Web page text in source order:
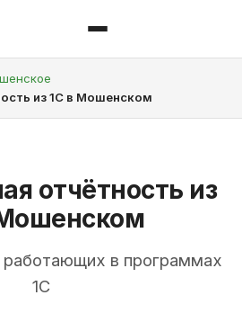
из 1С в Мошенском
отчётность из
работающих в программах
1С